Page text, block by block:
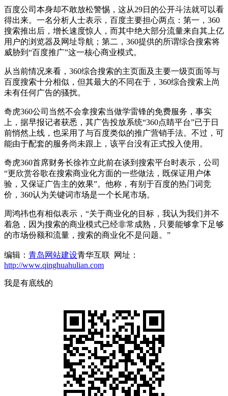
百度公司本身却不敢放松警惕，这从29日的公开斗法就可以看
得出来。一名分析人士表示，百度主要担心两点：第一，360
搜索推出后，增长速度惊人，而其中绝大部分流量来自其上亿
用户的浏览器及网址导航；第二，360提供的所谓综合搜索将
威胁到“百度推广”这一核心商业模式。
从当前情况来看，360综合搜索的主页面及主要一级页面等与
百度搜索十分相似，但其最大的不同在于，360综合搜索上尚
未有任何广告的骚扰。
奇虎360公司当然不会拿搜索当做学雷锋的免费服务，事实
上，据早报记者获悉，其广告投放系统“360点睛平台”已于日
前悄然上线，也采用了与百度类似的推广营销手法。不过，可
能由于配套的服务尚未跟上，该平台没有正式投入使用。
奇虎360首席财务长徐祚立此前在谈到搜索平台时表示，公司
“更欣赏谷歌在搜索商业化方面的一些做法，既保证用户体
验，又保证广告主的效果”。他称，有别于百度的热门词竞
价，360认为关键词市场是一个长尾市场。
周鸿祎也有相似表示，“关于商业化的目标，我认为我们并不
着急，因为搜索的商业模式已经非常成熟，只要能够拿下足够
的市场份额和流量，搜索的商业化不是问题。”
编辑： 青岛网站建设青华互联 网址：
http://www.qinghuahulian.com
我是有底线的